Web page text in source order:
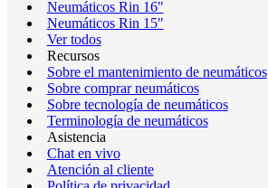
Neumáticos Rin 16"
Neumáticos Rin 15"
Ver todos
Recursos
Sobre el mantenimiento de neumáticos
Sobre comprar neumáticos
Sobre tecnología de neumáticos
Terminología de neumáticos
Asistencia
Chat en vivo
Atención al cliente